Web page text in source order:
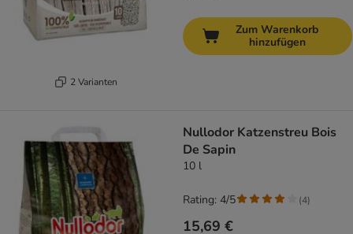
2 Varianten
Zum Warenkorb
hinzufügen
Nullodor Katzenstreu Bois
De Sapin
10 l
15,69 €
Rating: 4/5 (4)